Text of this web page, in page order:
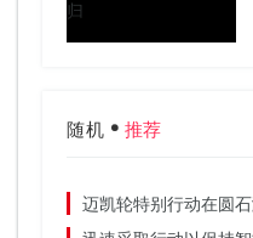
随机 推荐
迈凯轮特别行动在圆